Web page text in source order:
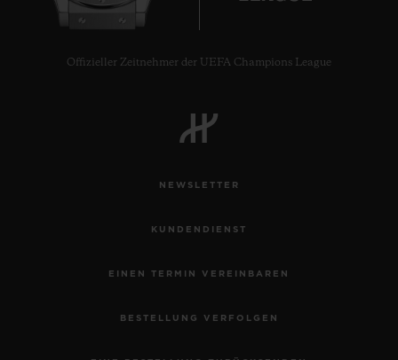
Offizieller Zeitnehmer der UEFA Champions League
NEWSLETTER
KUNDENDIENST
EINEN TERMIN VEREINBAREN
BESTELLUNG VERFOLGEN